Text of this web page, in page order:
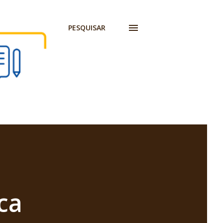
PESQUISAR